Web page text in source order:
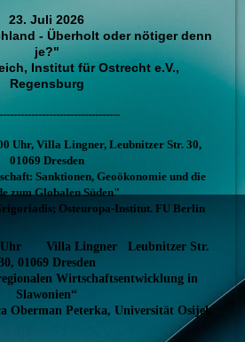
23. Juli 2026
- Überholt oder nötiger denn
je?"
Institut für Ostrecht e.V.,
Regensburg
Uhr, Villa Lingner, Leubnitzer Str. 30,
01069 Dresden
Sanktionen, Geoökonomie und die
zum Globalen Süden"
Osteuropa-Institut. FU Berlin
Uhr Villa Lingner Leubnitzer Str.
01069 Dresden
Wirtschaftsentwicklung in
Slawonien“
Oberman Peterka, Universität Osijek